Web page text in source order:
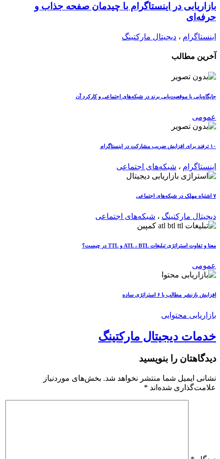
بازاریابی در اینستاگرام با چیدمان صفحه جذاب و
حرفه‌ای
اینستاگرام ، دیجیتال مارکتینگ
آخرین مطالب
جایگاه‌یابی یا موقعیت‌یابی برند در شبکه‌های اجتماعی و کارکرد آن
عمومی
۱۰ ترفند برای افزایش ضریب مشارکت در اینستاگرام
اینستاگرام ، شبکه‌های اجتماعی
۷ اشتباه مهلک در شبکه‌های اجتماعی
دیجیتال مارکتینگ ، شبکه‌های اجتماعی
معنا و تفاوت استراتژی تبلیغات ATL ، BTL و TTL در چیست؟
عمومی
افزایش بازنشر مطالب با ۶ استراتژی ساده
بازاریابی محتوایی
خدمات دیجیتال مارکتینگ
دیدگاهتان را بنویسید
نشانی ایمیل شما منتشر نخواهد شد. بخش‌های موردنیاز
علامت‌گذاری شده‌اند *